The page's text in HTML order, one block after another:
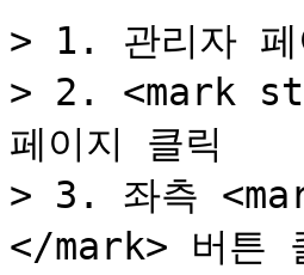
> 1. 관리자 페
> 2. <mark
페이지 클릭
> 3. 좌측
</mark> 버튼